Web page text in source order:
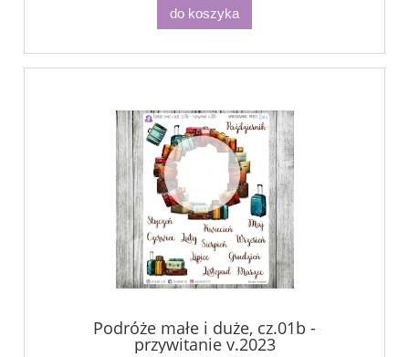
do koszyka
Podróże małe i duże, cz.01b -
przywitanie v.2023